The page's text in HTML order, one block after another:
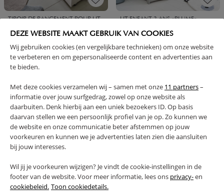
DEZE WEBSITE MAAKT GEBRUIK VAN COOKIES
Wij gebruiken cookies (en vergelijkbare technieken) om onze website
te verbeteren en om gepersonaliseerde content en advertenties aan
te bieden.
Met deze cookies verzamelen wij – samen met onze 11 partners–
informatie over jouw surfgedrag, zowel op onze website als
daarbuiten. Denk hierbij aan een uniek bezoekers ID. Op basis
daarvan stellen we een persoonlijk profiel van je op. Zo kunnen we
de website en onze communicatie beter afstemmen op jouw
voorkeuren en kunnen we je advertenties laten zien die aansluiten
bij jouw interesses.
Wil jij je voorkeuren wijzigen? Je vindt de cookie-instellingen in de
footer van de website. Voor meer informatie, lees ons privacy-en
cookiebeleid. Toon cookiedetails.
TIROIR DE RANGEMENT POUR LIT
CM - BLANC
79, 95
LIT ENFANT 2 ANS «PLUME»
179,95
LIT ENFANT 2 ANS «PLUME»,
70X140 CM | BRUN NOYER
LIT ENFANT 2 ANS «PLUME»